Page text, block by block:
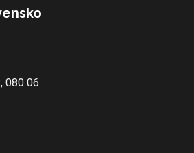
080 06